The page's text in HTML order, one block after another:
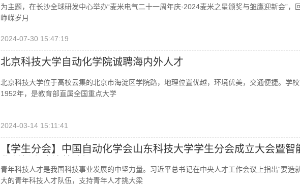
为主题，在长沙全球研发中心举办“麦米电气二十一周年庆·2024麦米之星颁奖与雏鹰迎新会”，
峥嵘岁月
2024-07-30 15:47:19
北京科技大学自动化学院诚聘海内外人才
北京科技大学位于高校云集的北京市海淀区学院路，地理位置优越，环境优美，交通便捷。学
1952年，是教育部直属全国重点大学
2024-03-14 15:11:41
【学生分会】中国自动化学会山东科技大学学生分会成立大会暨智
青年科技人才是我国科技事业发展的中坚力量。习近平总书记在中央人才工作会议上指出“要造
大的青年科技人才队伍，支持青年人才挑大梁